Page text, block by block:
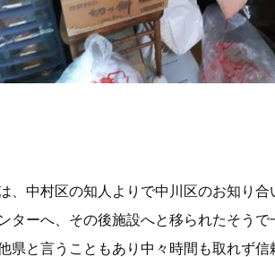
、中村区の知人よりで中川区のお知り
ターへ、その後施設へと移られたそう
県と言うこともあり中々時間も取れず